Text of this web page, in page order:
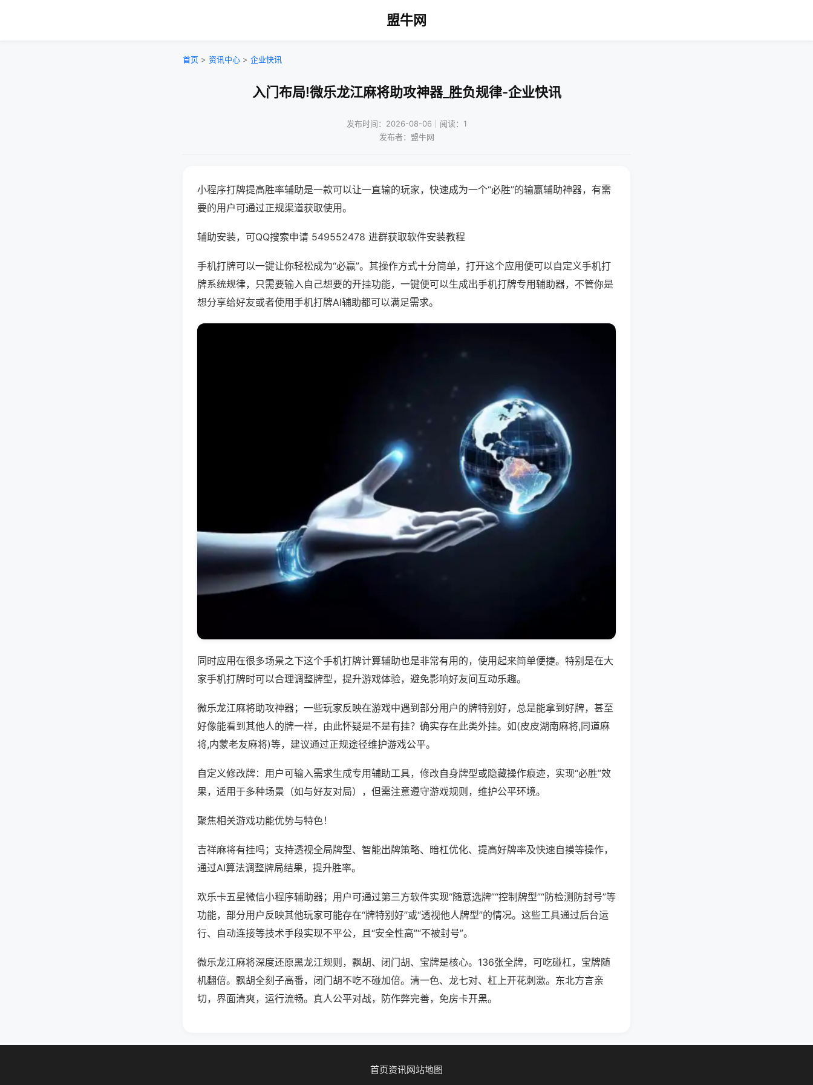
盟牛网
首页 > 资讯中心 > 企业快讯
入门布局!微乐龙江麻将助攻神器_胜负规律-企业快讯
发布时间：2026-08-06｜阅读：1
发布者：盟牛网
小程序打牌提高胜率辅助是一款可以让一直输的玩家，快速成为一个“必胜”的输赢辅助神器，有需
要的用户可通过正规渠道获取使用。
辅助安装，可QQ搜索申请 549552478 进群获取软件安装教程
手机打牌可以一键让你轻松成为“必赢”。其操作方式十分简单，打开这个应用便可以自定义手机打
牌系统规律，只需要输入自己想要的开挂功能，一键便可以生成出手机打牌专用辅助器，不管你是
想分享给好友或者使用手机打牌AI辅助都可以满足需求。
同时应用在很多场景之下这个手机打牌计算辅助也是非常有用的，使用起来简单便捷。特别是在大
家手机打牌时可以合理调整牌型，提升游戏体验，避免影响好友间互动乐趣。
微乐龙江麻将助攻神器；一些玩家反映在游戏中遇到部分用户的牌特别好，总是能拿到好牌，甚至
好像能看到其他人的牌一样，由此怀疑是不是有挂？确实存在此类外挂。如(皮皮湖南麻将,同道麻
将,内蒙老友麻将)等，建议通过正规途径维护游戏公平。
自定义修改牌：用户可输入需求生成专用辅助工具，修改自身牌型或隐藏操作痕迹，实现“必胜”效
果，适用于多种场景（如与好友对局），但需注意遵守游戏规则，维护公平环境。
聚焦相关游戏功能优势与特色！
吉祥麻将有挂吗；支持透视全局牌型、智能出牌策略、暗杠优化、提高好牌率及快速自摸等操作，
通过AI算法调整牌局结果，提升胜率。
欢乐卡五星微信小程序辅助器；用户可通过第三方软件实现“随意选牌”“控制牌型”“防检测防封号”等
功能，部分用户反映其他玩家可能存在“牌特别好”或“透视他人牌型”的情况。这些工具通过后台运
行、自动连接等技术手段实现不平公，且“安全性高”“不被封号”。
微乐龙江麻将深度还原黑龙江规则，飘胡、闭门胡、宝牌是核心。136张全牌，可吃碰杠，宝牌随
机翻倍。飘胡全刻子高番，闭门胡不吃不碰加倍。清一色、龙七对、杠上开花刺激。东北方言亲
切，界面清爽，运行流畅。真人公平对战，防作弊完善，免房卡开黑。
首页资讯网站地图